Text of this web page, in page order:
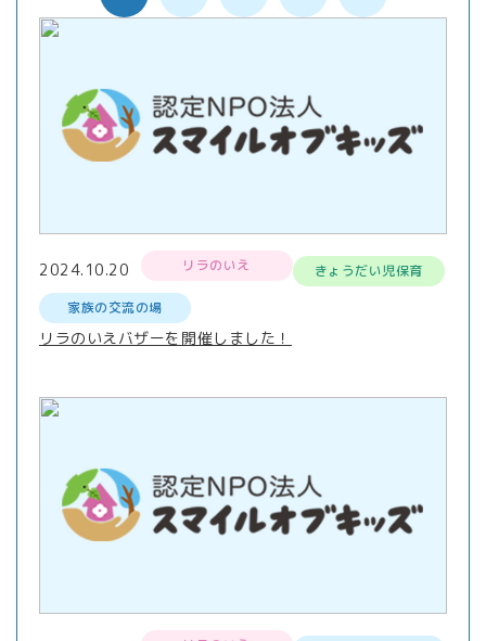
2024.10.20 リラのいえ
きょうだい児保育
家族の交流の場
リラのいえバザーを開催しました！